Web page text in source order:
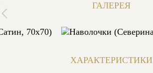
ГАЛЕРЕЯ
ХАРАКТЕРИСТИКИ